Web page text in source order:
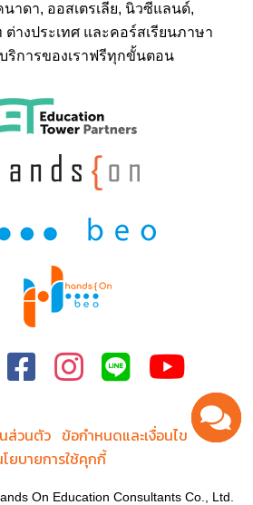
าดา, ออสเตรเลีย, นิวซีแลนด์,
ต่างประเทศ และคอร์สเรียนภาษา
ริการของเราฟรีทุกขั้นตอน
ส่วนตัว ข้อกำหนดและเงื่อนไข
ยบายการใช้คุกกี้
On Education Consultants Co., Ltd.